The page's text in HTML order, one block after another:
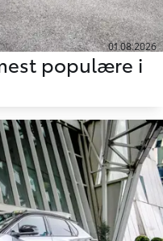
01.08.2026
populære i